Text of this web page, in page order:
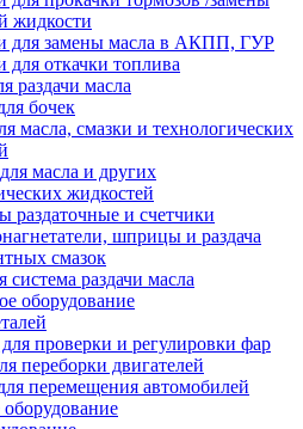
жидкости
для замены масла в АКПП, ГУР
для откачки топлива
раздачи масла
бочек
масла, смазки и технологических
масла и других
жидкостей
раздаточные и счетчики
шприцы и раздача
смазок
система раздачи масла
оборудование
проверки и регулировки фар
переборки двигателей
перемещения автомобилей